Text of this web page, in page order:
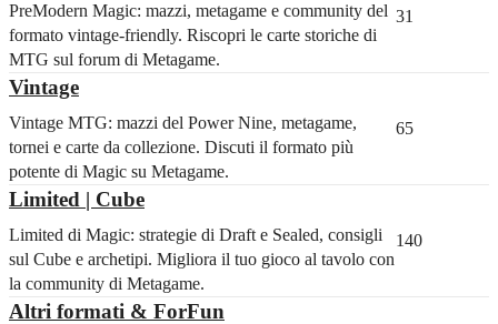
PreModern Magic: mazzi, metagame e community del
formato vintage-friendly. Riscopri le carte storiche di
MTG sul forum di Metagame.
31
Vintage
Vintage MTG: mazzi del Power Nine, metagame,
tornei e carte da collezione. Discuti il formato più
potente di Magic su Metagame.
65
Limited | Cube
Limited di Magic: strategie di Draft e Sealed, consigli
sul Cube e archetipi. Migliora il tuo gioco al tavolo con
la community di Metagame.
140
Altri formati & ForFun